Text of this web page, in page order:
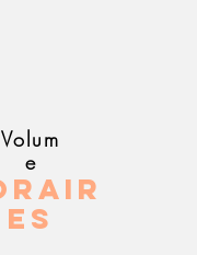
Volum
e
es